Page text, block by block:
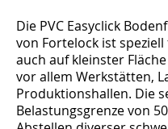
Die PVC Easyclick
von Fortelock ist
auch auf kleinster
vor allem Werkstätten,
Produktionshallen. Die
Belastungsgrenze von